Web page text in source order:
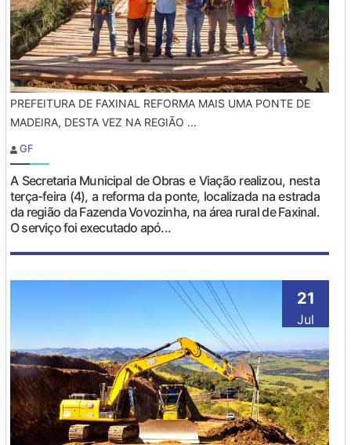
PREFEITURA DE FAXINAL REFORMA MAIS UMA PONTE DE
MADEIRA, DESTA VEZ NA REGIÃO ...
GF
A Secretaria Municipal de Obras e Viação realizou, nesta
terça-feira (4), a reforma da ponte, localizada na estrada
da região da Fazenda Vovozinha, na área rural de Faxinal.
O serviço foi executado apó...
21
Jul